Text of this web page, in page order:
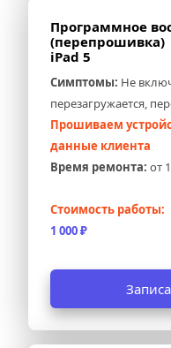
Программное
(перепрошивка)
iPad 5
Симптомы: Не
перезагружается,
Прошиваем
данные клиента
Время ремонта: от
Стоимость работы:
1 000 ₽